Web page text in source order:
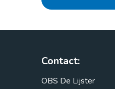
Contact:
OBS De Lijster